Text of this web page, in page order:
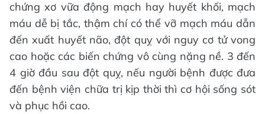
chứng xơ vữa động mạch hay huyết khối, mạch
máu dễ bị tắc, thậm chí có thể vỡ mạch máu dẫn
đến xuất huyết não, đột quỵ với nguy cơ tử vong
cao hoặc các biến chứng vô cùng nặng nề. 3 đến
4 giờ đầu sau đột quỵ, nếu người bệnh được đưa
đến bệnh viện chữa trị kịp thời thì cơ hội sống sót
và phục hồi cao.